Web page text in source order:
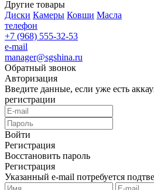
Другие товары
Диски Камеры Ковши Масла
телефон
+7 (968) 555-32-53
e-mail
manager@sgshina.ru
Обратный звонок
Авторизация
Введите данные, если уже есть
регистрации
Войти
Регистрация
Восстановить пароль
Регистрация
Указанный e-mail потребуется